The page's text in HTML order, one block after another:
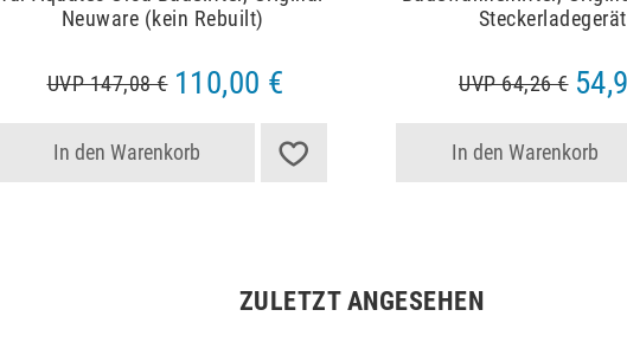
Neuware (kein Rebuilt)
UVP 147,08 € 110,00 €
In den Warenkorb
UVP 64,26 €
In den Warenkorb
ZULETZT ANGESEHEN